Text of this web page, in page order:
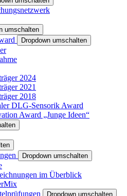
umschalten
Dropdown umschalten
2024
2021
2018
DLG-Sensorik Award
Award „Junge Ideen“
Dropdown umschalten
im Überblick
Dropdown umschalten